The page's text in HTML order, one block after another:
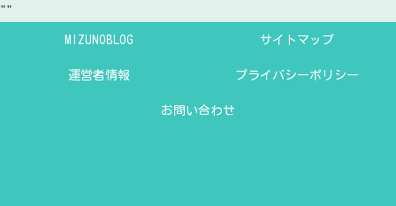
""
MIZUNOBLOG サイトマップ
運営者情報 プライバシーポリシー
お問い合わせ